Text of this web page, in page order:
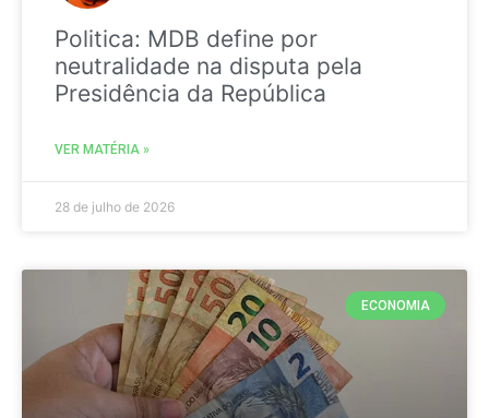
Politica: MDB define por
neutralidade na disputa pela
Presidência da República
VER MATÉRIA »
28 de julho de 2026
ECONOMIA